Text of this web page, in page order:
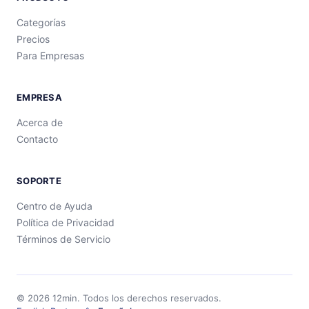
Categorías
Precios
Para Empresas
EMPRESA
Acerca de
Contacto
SOPORTE
Centro de Ayuda
Política de Privacidad
Términos de Servicio
© 2026 12min. Todos los derechos reservados.